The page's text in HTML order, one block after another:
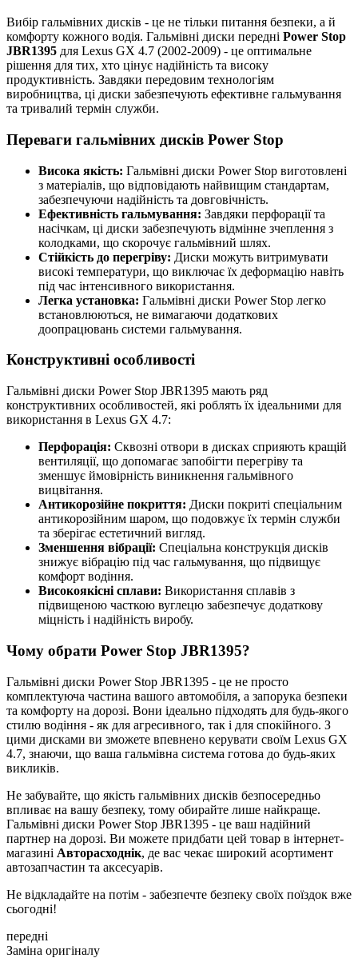
Вибір гальмівних дисків - це не тільки питання безпеки, а й
комфорту кожного водія. Гальмівні диски передні Power Stop
JBR1395 для Lexus GX 4.7 (2002-2009) - це оптимальне
рішення для тих, хто цінує надійність та високу
продуктивність. Завдяки передовим технологіям
виробництва, ці диски забезпечують ефективне гальмування
та тривалий термін служби.
Переваги гальмівних дисків Power Stop
Висока якість: Гальмівні диски Power Stop виготовлені
з матеріалів, що відповідають найвищим стандартам,
забезпечуючи надійність та довговічність.
Ефективність гальмування: Завдяки перфорації та
насічкам, ці диски забезпечують відмінне зчеплення з
колодками, що скорочує гальмівний шлях.
Стійкість до перегріву: Диски можуть витримувати
високі температури, що виключає їх деформацію навіть
під час інтенсивного використання.
Легка установка: Гальмівні диски Power Stop легко
встановлюються, не вимагаючи додаткових
доопрацювань системи гальмування.
Конструктивні особливості
Гальмівні диски Power Stop JBR1395 мають ряд
конструктивних особливостей, які роблять їх ідеальними для
використання в Lexus GX 4.7:
Перфорація: Сквозні отвори в дисках сприяють кращій
вентиляції, що допомагає запобігти перегріву та
зменшує ймовірність виникнення гальмівного
вицвітання.
Антикорозійне покриття: Диски покриті спеціальним
антикорозійним шаром, що подовжує їх термін служби
та зберігає естетичний вигляд.
Зменшення вібрації: Спеціальна конструкція дисків
знижує вібрацію під час гальмування, що підвищує
комфорт водіння.
Високоякісні сплави: Використання сплавів з
підвищеною часткою вуглецю забезпечує додаткову
міцність і надійність виробу.
Чому обрати Power Stop JBR1395?
Гальмівні диски Power Stop JBR1395 - це не просто
комплектуюча частина вашого автомобіля, а запорука безпеки
та комфорту на дорозі. Вони ідеально підходять для будь-якого
стилю водіння - як для агресивного, так і для спокійного. З
цими дисками ви зможете впевнено керувати своїм Lexus GX
4.7, знаючи, що ваша гальмівна система готова до будь-яких
викликів.
Не забувайте, що якість гальмівних дисків безпосередньо
впливає на вашу безпеку, тому обирайте лише найкраще.
Гальмівні диски Power Stop JBR1395 - це ваш надійний
партнер на дорозі. Ви можете придбати цей товар в інтернет-
магазині Авторасходнік, де вас чекає широкий асортимент
автозапчастин та аксесуарів.
Не відкладайте на потім - забезпечте безпеку своїх поїздок вже
сьогодні!
передні
Заміна оригіналу